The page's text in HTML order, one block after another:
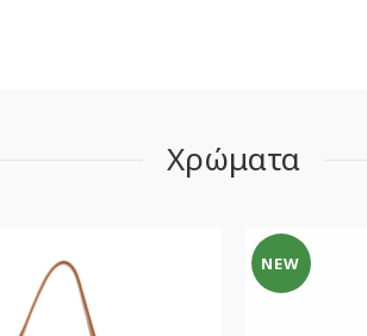
Χρώματα
NEW